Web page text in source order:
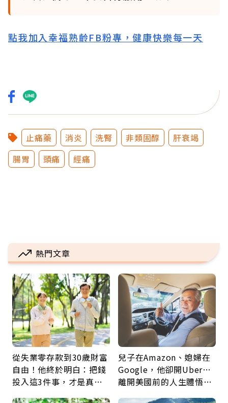
點我加入幸福熟齡FB粉專，健康快樂每一天
止痛藥 消炎 洗腎 非類固醇
肝衰竭
腸胃
頭痛 經痛
熱門文章
從失業零存款到30歲財富
自由！他終於明白：把錢
投入這3件事，才是真正
兒子在Amazon、媳婦在
Google，他卻開Uber…
離開美國前的人生體悟：